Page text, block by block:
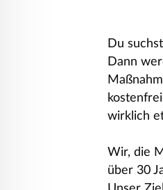
Du
Dann
wirklich
Wir, die
über 30